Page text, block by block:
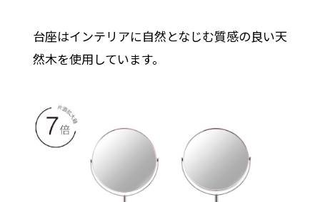
台座はインテリアに自然となじむ質感の良い天
然木を使用しています。